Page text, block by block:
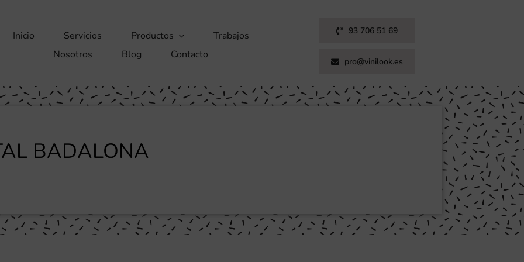
Inicio Servicios Productos
Trabajos
Nosotros
Blog Contacto
93 706 51 69
pro@vinilook.es
BADALONA